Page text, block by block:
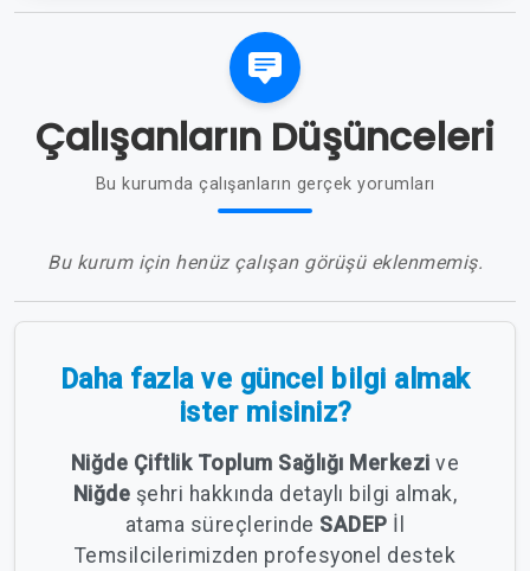
Çalışanların Düşünceleri
Bu kurumda çalışanların gerçek yorumları
Bu kurum için henüz çalışan görüşü eklenmemiş.
Daha fazla ve güncel bilgi almak
ister misiniz?
Niğde Çiftlik Toplum Sağlığı Merkezi ve
Niğde şehri hakkında detaylı bilgi almak,
atama süreçlerinde SADEP İl
Temsilcilerimizden profesyonel destek